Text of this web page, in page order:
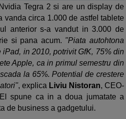
Tegra 2 si are un display de
vanda circa 1.000 de astfel tablete
anterior s-a vandut in 3.000 de
si pana acum. "Piata autohtona
in 2010, potrivit GfK, 75% din
Apple, ca in primul semestru din
la 65%. Potential de crestere
, explica Liviu Nistoran, CEO-
spune ca in a doua jumatate a
de business a gadgetului.